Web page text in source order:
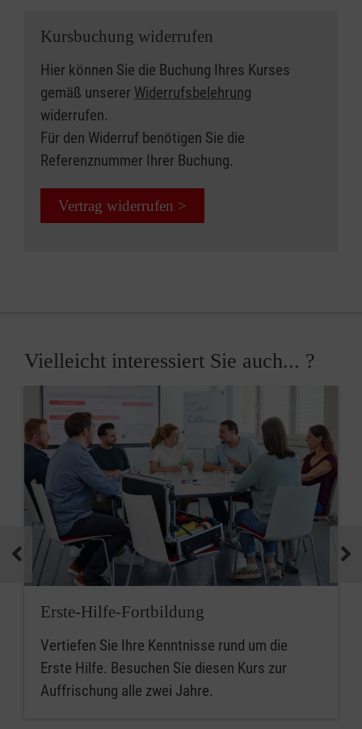
Kursbuchung widerrufen
Hier können Sie die Buchung Ihres Kurses
gemäß unserer Widerrufsbelehrung
widerrufen.
Für den Widerruf benötigen Sie die
Referenznummer Ihrer Buchung.
Vertrag widerrufen >
Vielleicht interessiert Sie auch... ?
Erste-Hilfe-Fortbildung
Vertiefen Sie Ihre Kenntnisse rund um die
Erste Hilfe. Besuchen Sie diesen Kurs zur
Auffrischung alle zwei Jahre.